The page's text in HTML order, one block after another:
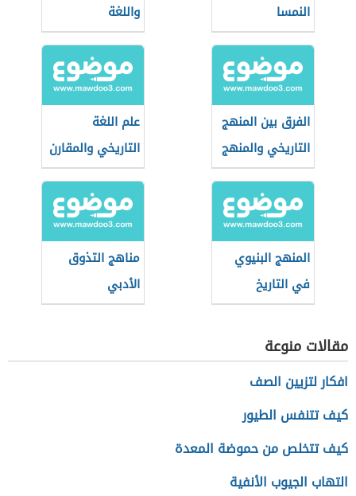
النمسا
واللغة
الفرق بين المنهج
التاريخي والمنهج
الاجتماعي
علم اللغة
التاريخي والمقارن
المنهج البنيوي
في التاريخ
مناهج التذوق
الأدبي
مقالات منوعة
افكار لتزيين الصف
كيف تتنفس الطيور
كيف تتخلص من حموضة المعدة
التهاب الجيوب الأنفية